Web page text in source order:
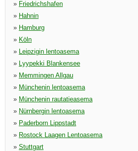
» Friedrichshafen
» Hahnin
» Hamburg
» Köln
» Leipzigin lentoasema
» Lyypekki Blankensee
» Memmingen Allgau
» Münchenin lentoasema
» Münchenin rautatieasema
» Nürnbergin lentoasema
» Paderborn Lippstadt
» Rostock Laagen Lentoasema
» Stuttgart